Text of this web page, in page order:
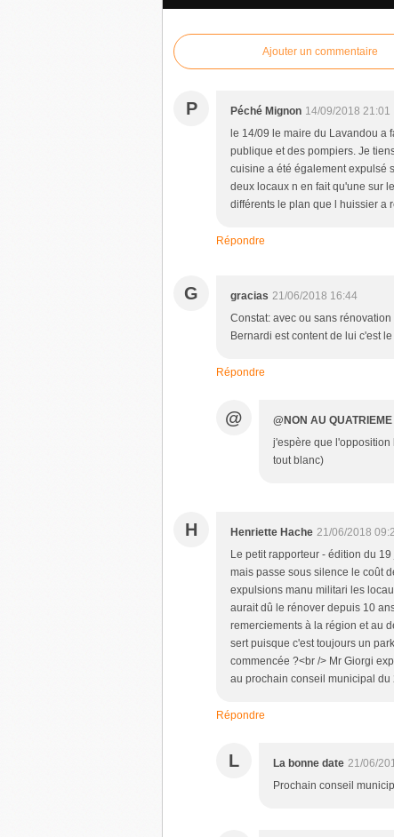
Ajouter un commentaire
P Péché Mignon 14/09/2018 21:01
le 14/09 le maire du Lavandou a
publique et des pompiers. Je
cuisine a été également expulsé
deux locaux n en fait qu'une sur
différents le plan que l huissier a
Répondre
G gracias 21/06/2018 16:44
Constat: avec ou sans
Bernardi est content de lui c'est
Répondre
@ @NON AU
j'espère que l'opposition
tout blanc)
H Henriette Hache 21/06/2018
Le petit rapporteur - édition du
mais passe sous silence le coût
expulsions manu militari les
aurait dû le rénover depuis 10
remerciements à la région et au
sert puisque c'est toujours un
commencée ?<br /> Mr Giorgi
au prochain conseil municipal du
Répondre
L La bonne date 21/06/
Prochain conseil